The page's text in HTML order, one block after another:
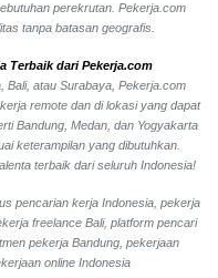
perekrutan. Pekerja.com
tanpa batasan geografis.
Terbaik dari Pekerja.com
Bali, atau Surabaya, Pekerja.com
remote dan di lokasi yang dapat
Bandung, Medan, dan Yogyakarta
keterampilan yang dibutuhkan.
terbaik dari seluruh Indonesia!
pencarian kerja Indonesia, pekerja
freelance Bali, platform pencari
pekerja Bandung, pekerjaan
online Indonesia